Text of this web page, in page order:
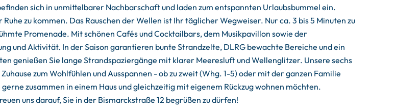
sich in unmittelbarer Nachbarschaft und laden zum entspannten Urlaubsbummel ein.
zu kommen. Das Rauschen der Wellen ist Ihr täglicher Wegweiser. Nur ca. 3 bis 5 Minuten zu
Promenade. Mit schönen Cafés und Cocktailbars, dem Musikpavillon sowie der
und Aktivität. In der Saison garantieren bunte Strandzelte, DLRG bewachte Bereiche und ein
genießen Sie lange Strandspaziergänge mit klarer Meeresluft und Wellenglitzer. Unsere sechs
zum Wohlfühlen und Ausspannen - ob zu zweit (Whg. 1-5) oder mit der ganzen Familie
zusammen in einem Haus und gleichzeitig mit eigenem Rückzug wohnen möchten.
uns darauf, Sie in der Bismarckstraße 12 begrüßen zu dürfen!